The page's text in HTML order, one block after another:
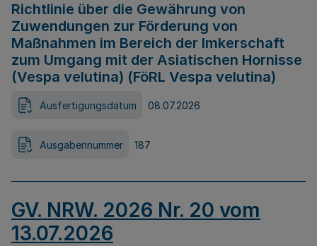
Richtlinie über die Gewährung von
Zuwendungen zur Förderung von
Maßnahmen im Bereich der Imkerschaft
zum Umgang mit der Asiatischen Hornisse
(Vespa velutina) (FöRL Vespa velutina)
Ausfertigungsdatum 08.07.2026
Ausgabennummer 187
GV. NRW. 2026 Nr. 20 vom
13.07.2026